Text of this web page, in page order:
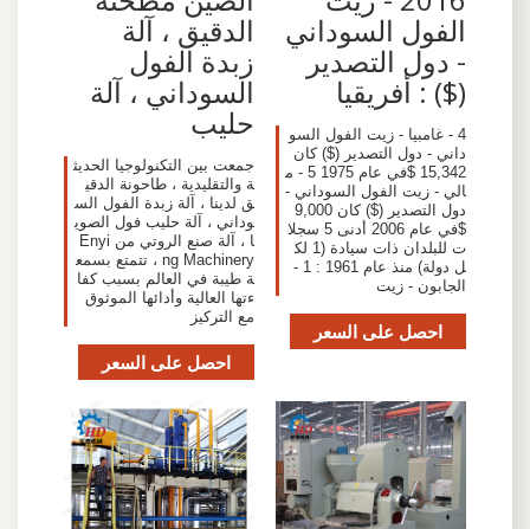
الفول السوداني
- دول التصدير
($) : أفريقيا
4 - غامبيا - زيت الفول السو
داني - دول التصدير ($) كان
15,342 $في عام 1975 5 - م
الي - زيت الفول السوداني -
دول التصدير ($) كان 9,000
$في عام 2006 أدنى 5 سجلا
ت للبلدان ذات سيادة (1 لك
ل دولة) منذ عام 1961 : 1 -
الجابون - زيت
احصل على السعر
الدقيق ، آلة
زبدة الفول
السوداني ، آلة
حليب
جمعت بين التكنولوجيا الحديث
ة والتقليدية ، طاحونة الدقي
ق لدينا ، آلة زبدة الفول الس
وداني ، آلة حليب فول الصوي
ا ، آلة صنع الروتي من Enyi
ng Machinery ، تتمتع بسمع
ة طيبة في العالم بسبب كفا
ءتها العالية وأدائها الموثوق
مع التركيز
احصل على السعر